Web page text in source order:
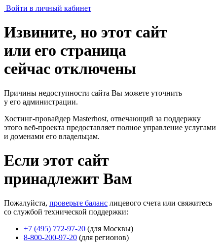
Войти в личный кабинет
Извините, но этот сайт
или его страница
сейчас отключены
Причины недоступности сайта Вы можете уточнить
у его администрации.
Хостинг-провайдер Masterhost, отвечающий за поддержку
этого веб-проекта предоставляет полное управление услугами
и доменами его владельцам.
Если этот сайт
принадлежит Вам
Пожалуйста, проверьте баланс лицевого счета или свяжитесь
со службой технической поддержки:
+7 (495) 772-97-20 (для Москвы)
8-800-200-97-20 (для регионов)